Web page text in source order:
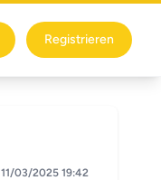
Registrieren
03/2025 19:42